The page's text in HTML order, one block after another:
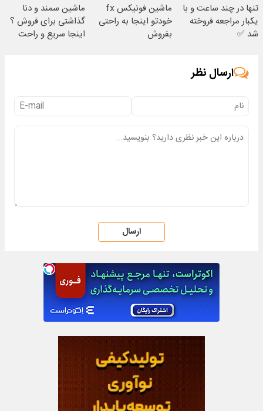
تنها در چند ساعت و با
یکبار مراجعه فروخته
شد ✅
ماشین فونیکس fx
خودتو اینجا به راحتی
بفروش
ماشین سمند و دنا
گذاشتی برای فروش ؟
اینجا سریع و راحت
ارسال نظر
ارسال